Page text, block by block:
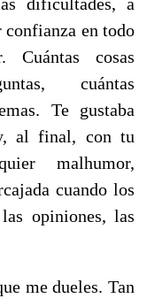
confianza en todo
cosas
cuántas
Te gustaba
al final, con tu
malhumor,
cuando los
opiniones, las
me dueles. Tan